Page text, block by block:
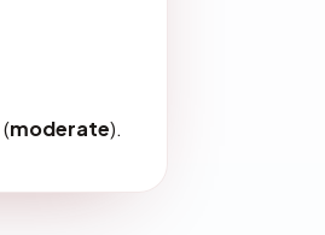
(moderate).